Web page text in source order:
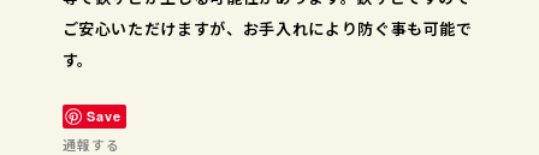
ご安心いただけますが、お手入れにより防ぐ事も可能で
す。
Save
通報する